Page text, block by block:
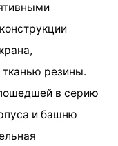
тканью резины.
в серию
и башню